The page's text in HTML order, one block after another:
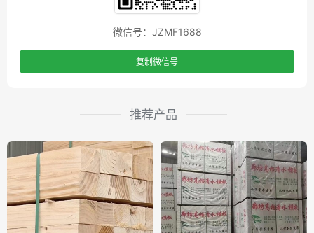
微信号：JZMF1688
复制微信号
推荐产品